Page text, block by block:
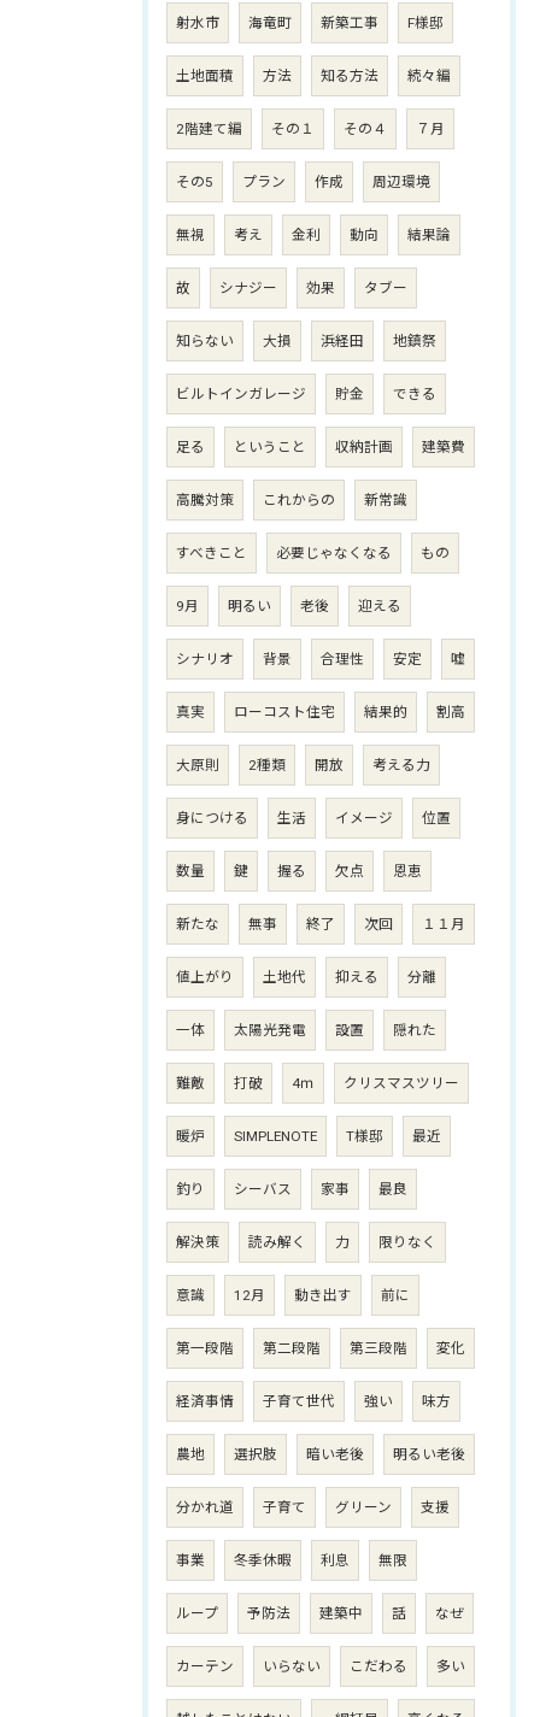
射水市 海竜町 新築工事 F様邸
土地面積 方法 知る方法 続々編
2階建て編 その１ その４ ７月
その5 プラン 作成 周辺環境
無視 考え 金利 動向 結果論
故 シナジー 効果 タブー
知らない 大損 浜経田 地鎮祭
ビルトインガレージ 貯金 できる
足る ということ 収納計画 建築費
高騰対策 これからの 新常識
すべきこと 必要じゃなくなる もの
9月 明るい 老後 迎える
シナリオ 背景 合理性 安定 嘘
真実 ローコスト住宅 結果的 割高
大原則 2種類 開放 考える力
身につける 生活 イメージ 位置
数量 鍵 握る 欠点 恩恵
新たな 無事 終了 次回 １１月
値上がり 土地代 抑える 分離
一体 太陽光発電 設置 隠れた
難敵 打破 4ｍ クリスマスツリー
暖炉 SIMPLENOTE T様邸 最近
釣り シーバス 家事 最良
解決策 読み解く 力 限りなく
意識 12月 動き出す 前に
第一段階 第二段階 第三段階 変化
経済事情 子育て世代 強い 味方
農地 選択肢 暗い老後 明るい老後
分かれ道 子育て グリーン 支援
事業 冬季休暇 利息 無限
ループ 予防法 建築中 話 なぜ
カーテン いらない こだわる 多い